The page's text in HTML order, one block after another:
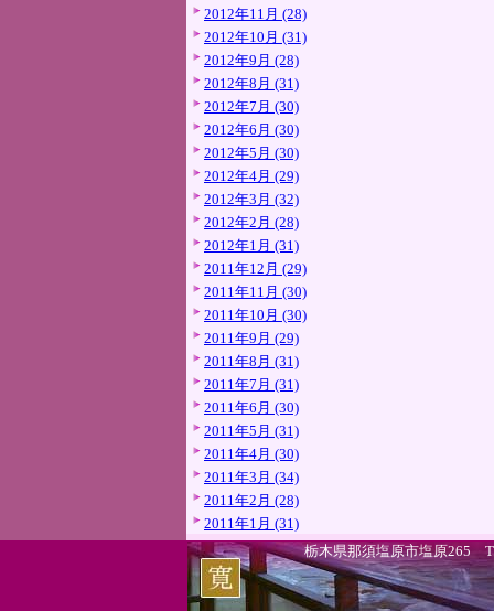
2012年11月 (28)
2012年10月 (31)
2012年9月 (28)
2012年8月 (31)
2012年7月 (30)
2012年6月 (30)
2012年5月 (30)
2012年4月 (29)
2012年3月 (32)
2012年2月 (28)
2012年1月 (31)
2011年12月 (29)
2011年11月 (30)
2011年10月 (30)
2011年9月 (29)
2011年8月 (31)
2011年7月 (31)
2011年6月 (30)
2011年5月 (31)
2011年4月 (30)
2011年3月 (34)
2011年2月 (28)
2011年1月 (31)
栃木県那須塩原市塩原265